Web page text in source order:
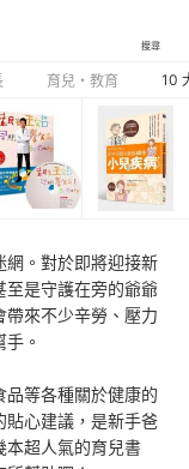
搜尋
育兒・教育 10
網。對於即將迎接新
至是守護在旁的爺爺
來不少辛勞、壓力
。
品等各種關於健康的
貼心建議，是新手爸
本超人氣的育兒書